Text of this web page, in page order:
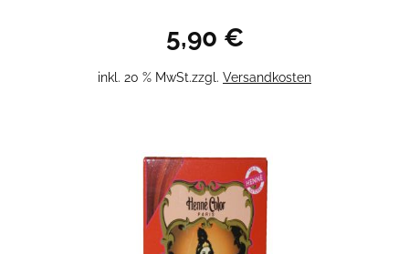
5,90 €
inkl. 20 % MwSt.zzgl. Versandkosten